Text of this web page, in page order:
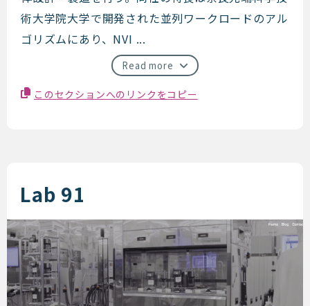
術大学院大学で開発された並列ワークロードのアル
ゴリズムにあり、NVI ...
Read more
このセクションへのリンクをコピー
Lab 91